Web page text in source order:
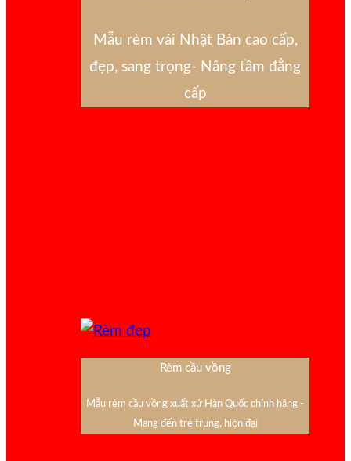
Mẫu rèm vải Nhật Bản cao cấp,
đẹp, sang trọng- Nâng tầm đẳng
cấp
Rèm cầu vồng
Mẫu rèm cầu vồng xuất xứ Hàn Quốc chính hãng -
Mang đến trẻ trung, hiện đại